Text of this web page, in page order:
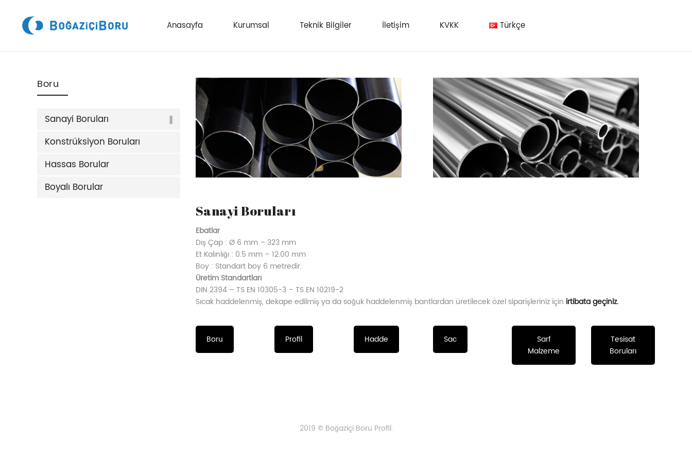
Anasayfa Kurumsal Teknik Bilgiler İletişim KVKK Türkçe
Skip to content
Sanayi Boruları
Ebatlar
Dış Çap : Ø 6 mm – 323 mm
Et Kalınlığı : 0.5 mm – 12.00 mm
Boy : Standart boy 6 metredir.
Üretim Standartları
DIN 2394 – TS EN 10305-3 – TS EN 10219-2
Sıcak haddelenmiş, dekape edilmiş ya da soğuk haddelenmiş bantlardan üretilecek özel siparişleriniz için irtibata geçiniz.
Boru Profil Hadde Sac
Sarf
Malzeme
Tesisat
Boruları
Boru
Sanayi Boruları
Konstrüksiyon Boruları
Hassas Borular
Boyalı Borular
2019 © Boğaziçi Boru Profil.